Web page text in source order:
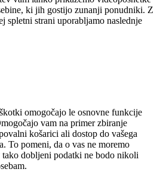
ki jih gostijo zunanji ponudniki. Z
spletni strani uporabljamo naslednje
omogočajo le osnovne funkcije
vam na primer zbiranje
košarici ali dostop do vašega
To pomeni, da o vas ne moremo
tako dobljeni podatki ne bodo nikoli